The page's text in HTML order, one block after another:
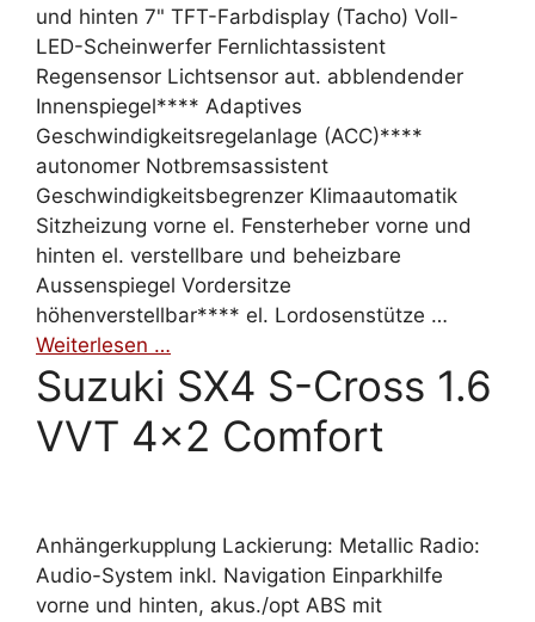
und hinten 7" TFT-Farbdisplay (Tacho) Voll-
LED-Scheinwerfer Fernlichtassistent
Regensensor Lichtsensor aut. abblendender
Innenspiegel**** Adaptives
Geschwindigkeitsregelanlage (ACC)****
autonomer Notbremsassistent
Geschwindigkeitsbegrenzer Klimaautomatik
Sitzheizung vorne el. Fensterheber vorne und
hinten el. verstellbare und beheizbare
Aussenspiegel Vordersitze
höhenverstellbar**** el. Lordosenstütze …
Weiterlesen …
Suzuki SX4 S-Cross 1.6
VVT 4×2 Comfort
Anhängerkupplung Lackierung: Metallic Radio:
Audio-System inkl. Navigation Einparkhilfe
vorne und hinten, akus./opt ABS mit